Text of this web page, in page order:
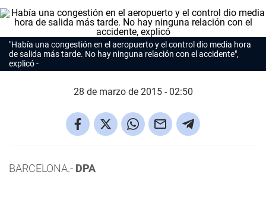
"Había una congestión en el aeropuerto y el control dio media hora
de salida más tarde. No hay ninguna relación con el accidente",
explicó
28 de marzo de 2015 - 02:50
BARCELONA.- DPA